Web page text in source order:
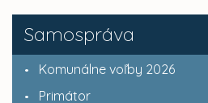
Samospráva
Komunálne voľby 2026
Primátor